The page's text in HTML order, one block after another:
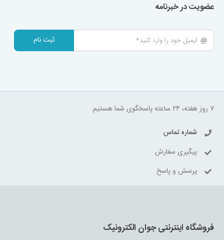
عضویت در خبرنامه
ثبت نام
۷ روز هفته، ۲۴ ساعته پاسخگوی شما هستیم.
شماره تماس
پیگیری سفارش
پرسش و پاسخ
فروشگاه اینترنتی جوان الکترونیک